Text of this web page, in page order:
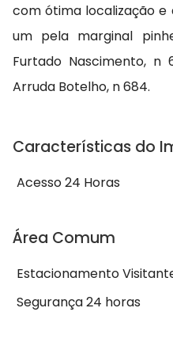
com ótima localização e
um pela marginal
Furtado Nascimento,
Arruda Botelho, n 684.
Características do
Acesso 24 Horas
Área Comum
Estacionamento
Segurança 24 horas